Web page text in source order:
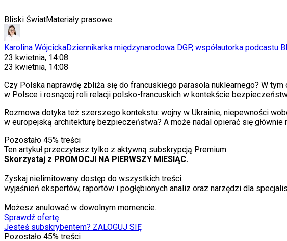
Bliski ŚwiatMateriały prasowe
Karolina WójcickaDziennikarka międzynarodowa DGP, współautorka podcastu
23 kwietnia, 14:08
23 kwietnia, 14:08
Czy Polska naprawdę zbliża się do francuskiego parasola nuklearnego? W
w Polsce i rosnącej roli relacji polsko-francuskich w kontekście
Rozmowa dotyka też szerszego kontekstu: wojny w Ukrainie, niepewności
w europejską architekturę bezpieczeństwa? A może nadal opierać się głównie
Pozostało 45% treści
Ten artykuł przeczytasz tylko z aktywną subskrypcją Premium.
Skorzystaj z PROMOCJI NA PIERWSZY MIESIĄC.
Zyskaj nielimitowany dostęp do wszystkich treści:
wyjaśnień ekspertów, raportów i pogłębionych analiz oraz narzędzi dla
Możesz anulować w dowolnym momencie.
Sprawdź ofertę
Jesteś subskrybentem? ZALOGUJ SIĘ
Pozostało 45% treści